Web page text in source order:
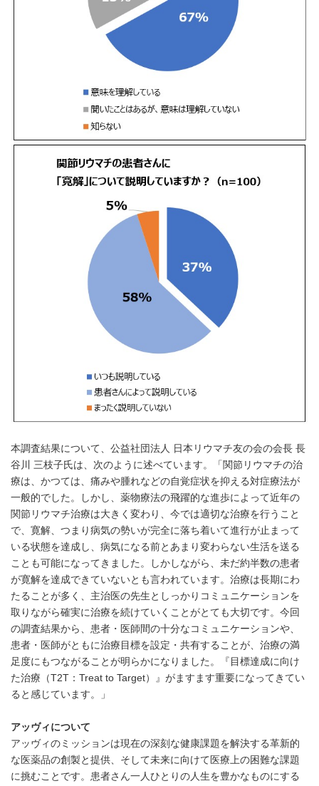
本調査結果について、公益社団法人 日本リウマチ友の会の会長 長
谷川 三枝子氏は、次のように述べています。「関節リウマチの治
療は、かつては、痛みや腫れなどの自覚症状を抑える対症療法が
一般的でした。しかし、薬物療法の飛躍的な進歩によって近年の
関節リウマチ治療は大きく変わり、今では適切な治療を行うこと
で、寛解、つまり病気の勢いが完全に落ち着いて進行が止まって
いる状態を達成し、病気になる前とあまり変わらない生活を送る
ことも可能になってきました。しかしながら、未だ約半数の患者
が寛解を達成できていないとも言われています。治療は長期にわ
たることが多く、主治医の先生としっかりコミュニケーションを
取りながら確実に治療を続けていくことがとても大切です。今回
の調査結果から、患者・医師間の十分なコミュニケーションや、
患者・医師がともに治療目標を設定・共有することが、治療の満
足度にもつながることが明らかになりました。『目標達成に向け
た治療（T2T：Treat to Target）』がますます重要になってきてい
ると感じています。」
アッヴィについて
アッヴィのミッションは現在の深刻な健康課題を解決する革新的
な医薬品の創製と提供、そして未来に向けて医療上の困難な課題
に挑むことです。患者さん一人ひとりの人生を豊かなものにする
English